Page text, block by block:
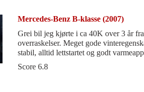
Mercedes-Benz B-klasse (2007)
Grei bil jeg kjørte i ca 40K over 3 år
overraskelser. Meget gode vinteregenskaper, trygg og
stabil, alltid lettstartet og godt
Score 6.8